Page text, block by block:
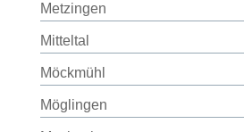
Metzingen
Mitteltal
Möckmühl
Möglingen